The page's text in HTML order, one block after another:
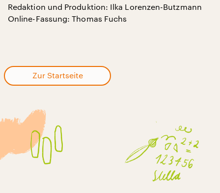
Redaktion und Produktion: Ilka Lorenzen-Butzmann
Online-Fassung: Thomas Fuchs
Zur Startseite